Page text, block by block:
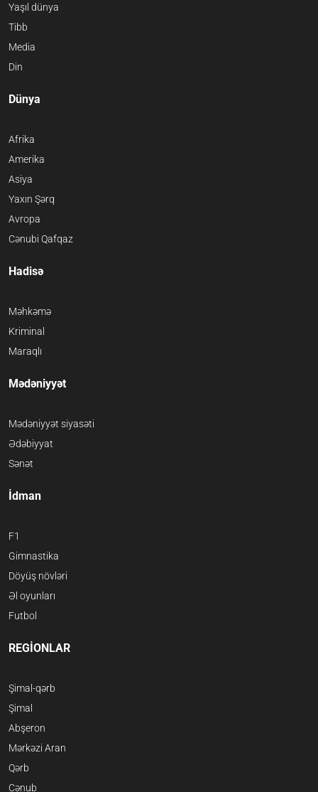
Yaşıl dünya
Tibb
Media
Din
Dünya
Afrika
Amerika
Asiya
Yaxın Şərq
Avropa
Cənubi Qafqaz
Hadisə
Məhkəmə
Kriminal
Maraqlı
Mədəniyyət
Mədəniyyət siyasəti
Ədəbiyyat
Sənət
İdman
F1
Gimnastika
Döyüş növləri
Əl oyunları
Futbol
REGİONLAR
Şimal-qərb
Şimal
Abşeron
Mərkəzi Aran
Qərb
Cənub